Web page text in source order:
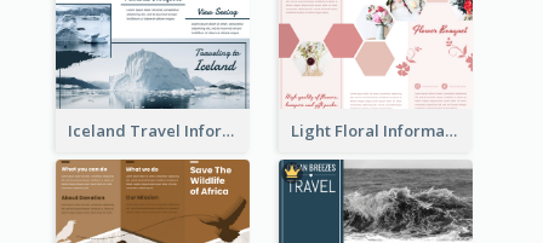
Iceland Travel Informational Tri Fold Brochure Light Floral Informational Tri Fold Brochure